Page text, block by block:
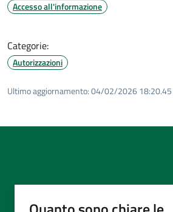
Accesso all'informazione
Categorie:
Autorizzazioni
Ultimo aggiornamento:04/02/2026 18:20.45